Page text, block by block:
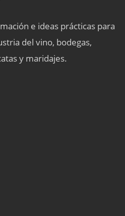
e ideas prácticas para
del vino, bodegas,
y maridajes.